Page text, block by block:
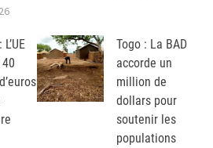
Togo : La BAD
accorde un
million de
dollars pour
soutenir les
populations